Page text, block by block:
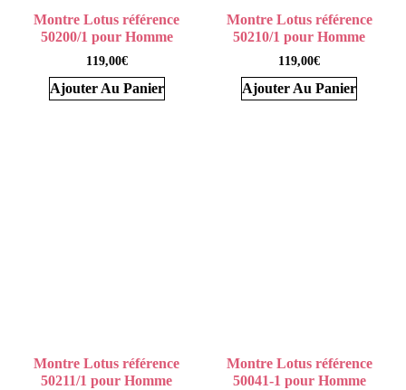
Montre Lotus référence
50200/1 pour Homme
119,00€
Ajouter Au Panier
Montre Lotus référence
50210/1 pour Homme
119,00€
Ajouter Au Panier
Montre Lotus référence
50211/1 pour Homme
Montre Lotus référence
50041-1 pour Homme